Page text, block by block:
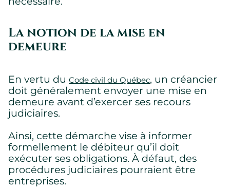
La notion de la mise en
demeure
En vertu du Code civil du Québec, un créancier
doit généralement envoyer une mise en
demeure avant d’exercer ses recours
judiciaires.
Ainsi, cette démarche vise à informer
formellement le débiteur qu’il doit
exécuter ses obligations. À défaut, des
procédures judiciaires pourraient être
entreprises.